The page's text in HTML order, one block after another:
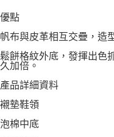
優點
帆布與皮革相互交疊，造
鬆餅格紋外底，發揮出色
久加倍。
產品詳細資料
襯墊鞋領
泡棉中底